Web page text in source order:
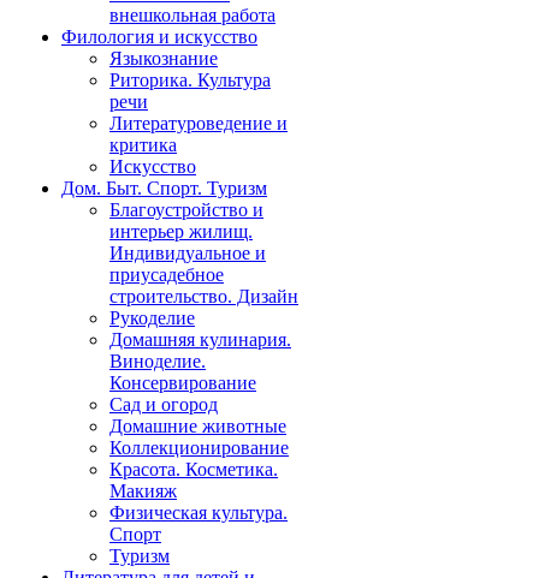
внешкольная работа
Филология и искусство
Языкознание
Риторика. Культура
речи
Литературоведение и
критика
Искусство
Дом. Быт. Спорт. Туризм
Благоустройство и
интерьер жилищ.
Индивидуальное и
приусадебное
строительство. Дизайн
Рукоделие
Домашняя кулинария.
Виноделие.
Консервирование
Сад и огород
Домашние животные
Коллекционирование
Красота. Косметика.
Макияж
Физическая культура.
Спорт
Туризм